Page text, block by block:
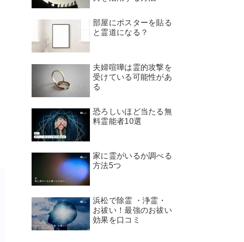
部屋にポスターを貼る
と霊道になる？
夫婦喧嘩は霊的攻撃を
受けている可能性があ
る
恐ろしいほど当たる無
料霊能者10選
家に霊がいるか調べる
方法5つ
浜松で除霊 ・浄霊・
お祓い！最強のお祓い
効果を口コミ